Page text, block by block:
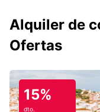
Alquiler de
Ofertas
15%
dto.